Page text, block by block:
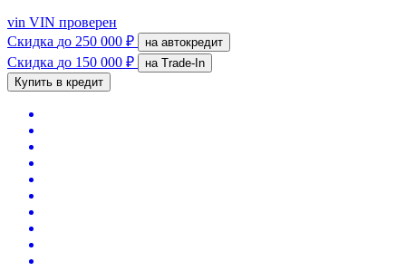
vin VIN проверен
Скидка до 250 000 ₽ на автокредит
Скидка до 150 000 ₽
на Trade-In
Купить в кредит